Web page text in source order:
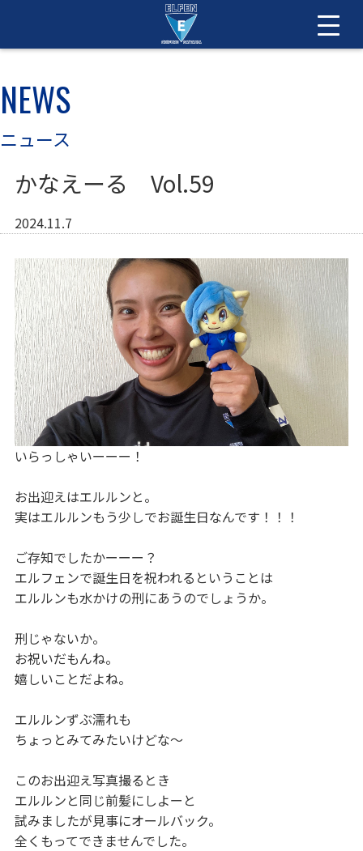
NEWS
ニュース
かなえーる Vol.59
2024.11.7
いらっしゃいーーー！
お出迎えはエルルンと。
実はエルルンもう少しでお誕生日なんです！！！
ご存知でしたかーーー？
エルフェンで誕生日を祝われるということは
エルルンも水かけの刑にあうのでしょうか。
刑じゃないか。
お祝いだもんね。
嬉しいことだよね。
エルルンずぶ濡れも
ちょっとみてみたいけどな〜
このお出迎え写真撮るとき
エルルンと同じ前髪にしよーと
試みましたが見事にオールバック。
全くもってできませんでした。